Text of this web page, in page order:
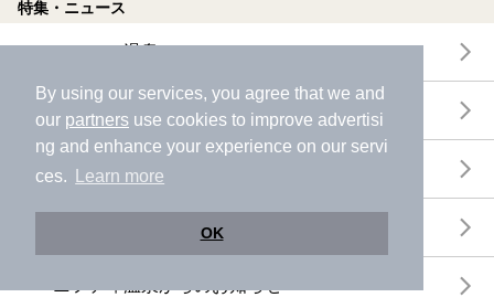
By using our services, you agree that we and
our partners use cookies to improve advertisi
ng and enhance your experience on our servi
ces.
Learn more
OK
特集・ニュース
ニフティ温泉ニュース
体験レポート
口コミを見る